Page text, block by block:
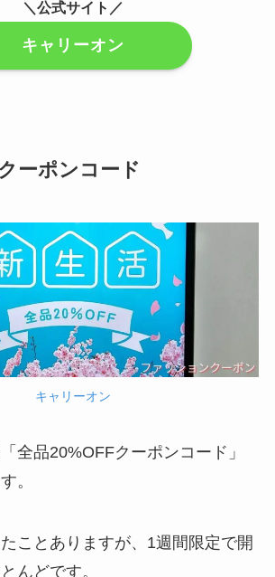
＼公式サイト／
キャリーオン
ーポンコード
キャリーオン
全品20%OFFクーポンコード」
。
ことありますが、1週間限定で開
んどです。